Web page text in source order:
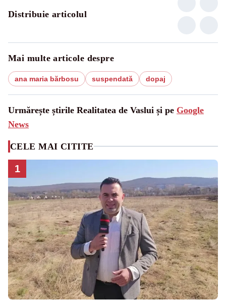
Distribuie articolul
Mai multe articole despre
ana maria bărbosu suspendată dopaj
Urmărește știrile Realitatea de Vaslui și pe Google
News
CELE MAI CITITE
1